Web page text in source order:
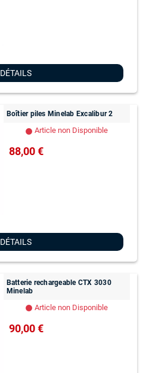
DÉTAILS
Boîtier piles Minelab Excalibur 2
lens Article non Disponible
88,00 €
DÉTAILS
Batterie rechargeable CTX 3030
Minelab
lens Article non Disponible
90,00 €